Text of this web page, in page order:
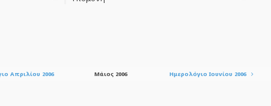
Απριλίου 2006 Μάιος 2006 Ημερολόγιο Ιουνίου 2006